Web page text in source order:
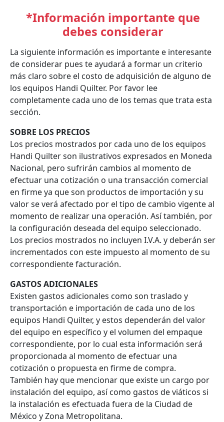
*Información importante que
debes considerar
La siguiente información es importante e interesante
de considerar pues te ayudará a formar un criterio
más claro sobre el costo de adquisición de alguno de
los equipos Handi Quilter. Por favor lee
completamente cada uno de los temas que trata esta
sección.
SOBRE LOS PRECIOS
Los precios mostrados por cada uno de los equipos
Handi Quilter son ilustrativos expresados en Moneda
Nacional, pero sufrirán cambios al momento de
efectuar una cotización o una transacción comercial
en firme ya que son productos de importación y su
valor se verá afectado por el tipo de cambio vigente al
momento de realizar una operación. Así también, por
la configuración deseada del equipo seleccionado.
Los precios mostrados no incluyen I.V.A. y deberán ser
incrementados con este impuesto al momento de su
correspondiente facturación.
GASTOS ADICIONALES
Existen gastos adicionales como son traslado y
transportación e importación de cada uno de los
equipos Handi Quilter, y estos dependerán del valor
del equipo en específico y el volumen del empaque
correspondiente, por lo cual esta información será
proporcionada al momento de efectuar una
cotización o propuesta en firme de compra.
También hay que mencionar que existe un cargo por
instalación del equipo, así como gastos de viáticos si
la instalación es efectuada fuera de la Ciudad de
México y Zona Metropolitana.